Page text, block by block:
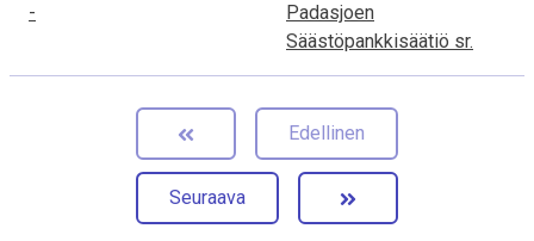
-
Padasjoen
Säästöpankkisäätiö sr.
Edellinen
Seuraava